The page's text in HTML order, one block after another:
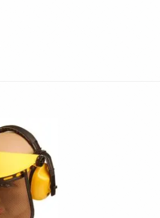
Toevoegen
aan
wenslijst